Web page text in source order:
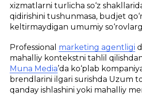
xizmatlarni turlicha so‘z
qidirishini tushunmasa, budjet
keltirmaydigan umumiy
Professional marketing agentligi
mahalliy kontekstni tahlil
Muna Media’da ko‘plab
brendlarini ilgari surishda Uzum
qanday ishlashini yoki mahalliy